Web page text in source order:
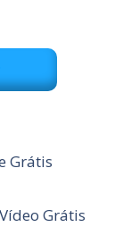
Grátis
Grátis